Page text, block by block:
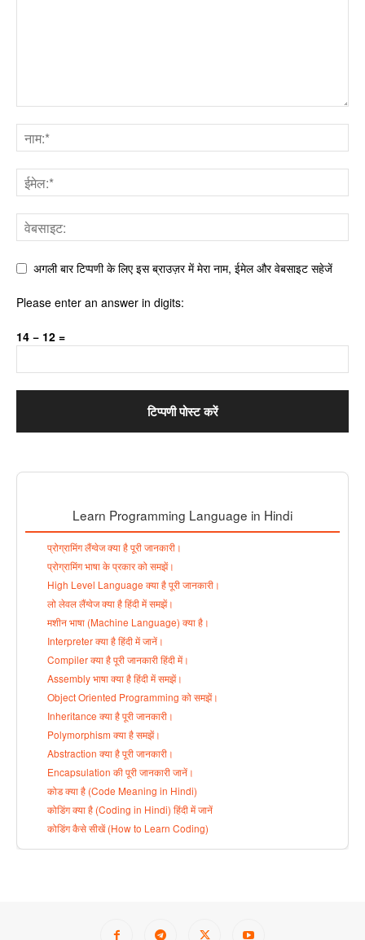
अगली बार टिप्पणी के लिए इस ब्राउज़र में मेरा नाम, ईमेल और वेबसाइट सहेजें
Please enter an answer in digits:
14 − 12 =
Learn Programming Language in Hindi
प्रोग्रामिंग लैंग्वेज क्या है पूरी जानकारी।
प्रोग्रामिंग भाषा के प्रकार को समझें।
High Level Language क्या है पूरी जानकारी।
लो लेवल लैंग्वेज क्या है हिंदी में समझें।
मशीन भाषा (Machine Language) क्या है।
Interpreter क्या है हिंदी में जानें।
Compiler क्या है पूरी जानकारी हिंदी में।
Assembly भाषा क्या है हिंदी में समझें।
Object Oriented Programming को समझें।
Inheritance क्या है पूरी जानकारी।
Polymorphism क्या है समझें।
Abstraction क्या है पूरी जानकारी।
Encapsulation की पूरी जानकारी जानें।
कोड क्या है (Code Meaning in Hindi)
कोडिंग क्या है (Coding in Hindi) हिंदी में जानें
कोडिंग कैसे सीखें (How to Learn Coding)